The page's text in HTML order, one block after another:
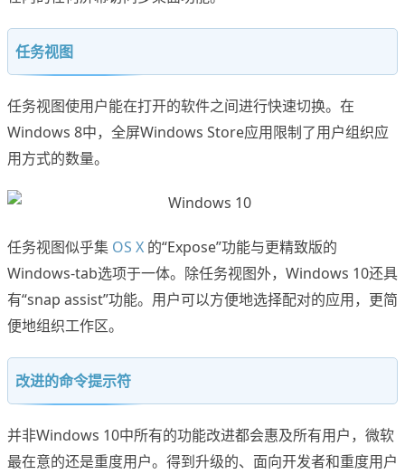
任务视图
任务视图使用户能在打开的软件之间进行快速切换。在
Windows 8中，全屏Windows Store应用限制了用户组织应
用方式的数量。
任务视图似乎集 OS X 的“Expose”功能与更精致版的
Windows-tab选项于一体。除任务视图外，Windows 10还具
有“snap assist”功能。用户可以方便地选择配对的应用，更简
便地组织工作区。
改进的命令提示符
并非Windows 10中所有的功能改进都会惠及所有用户，微软
最在意的还是重度用户。得到升级的、面向开发者和重度用户